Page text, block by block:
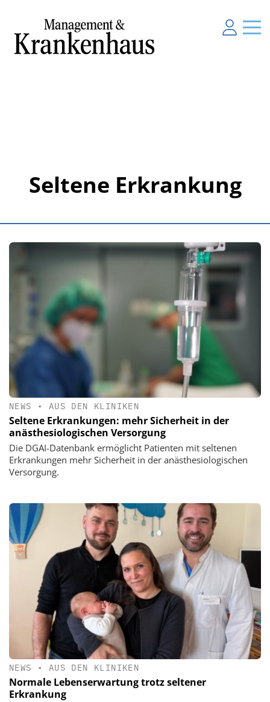
Seltene Erkrankung
NEWS • AUS DEN KLINIKEN
Seltene Erkrankungen: mehr Sicherheit in der
anästhesiologischen Versorgung
Die DGAI-Datenbank ermöglicht Patienten mit seltenen
Erkrankungen mehr Sicherheit in der anästhesiologischen
Versorgung.
NEWS • AUS DEN KLINIKEN
Normale Lebenserwartung trotz seltener
Erkrankung